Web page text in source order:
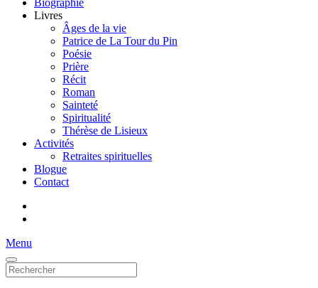
Biographie
Livres
Âges de la vie
Patrice de La Tour du Pin
Poésie
Prière
Récit
Roman
Sainteté
Spiritualité
Thérèse de Lisieux
Activités
Retraites spirituelles
Blogue
Contact
Menu